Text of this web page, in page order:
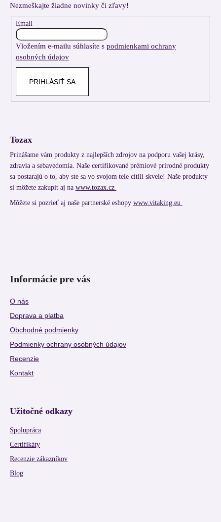
Nezmeškajte žiadne novinky či zľavy!
Email
Vložením e-mailu súhlasíte s podmienkami ochrany
osobných údajov
PRIHLÁSIŤ SA
Tozax
Prinášame vám produkty z najlepších zdrojov na podporu vašej krásy,
zdravia a sebavedomia. Naše certifikované prémiové prírodné produkty
sa postarajú o to, aby ste sa vo svojom tele cítili skvele! Naše produkty
si môžete zakupit aj na www.tozax.cz
Môžete si pozrieť aj naše partnerské eshopy www.vitaking.eu
Informácie pre vás
O nás
Doprava a platba
Obchodné podmienky
Podmienky ochrany osobných údajov
Recenzie
Kontakt
Užitočné odkazy
Spolupráca
Certifikáty
Recenzie zákazníkov
Blog